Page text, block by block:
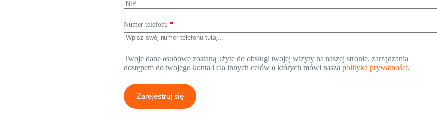
Numer telefonu *
Twoje dane osobowe zostaną użyte do obsługi twojej wizyty na naszej stronie, zarządzania
dostępem do twojego konta i dla innych celów o których mówi nasza polityka prywatności.
Zarejestruj się